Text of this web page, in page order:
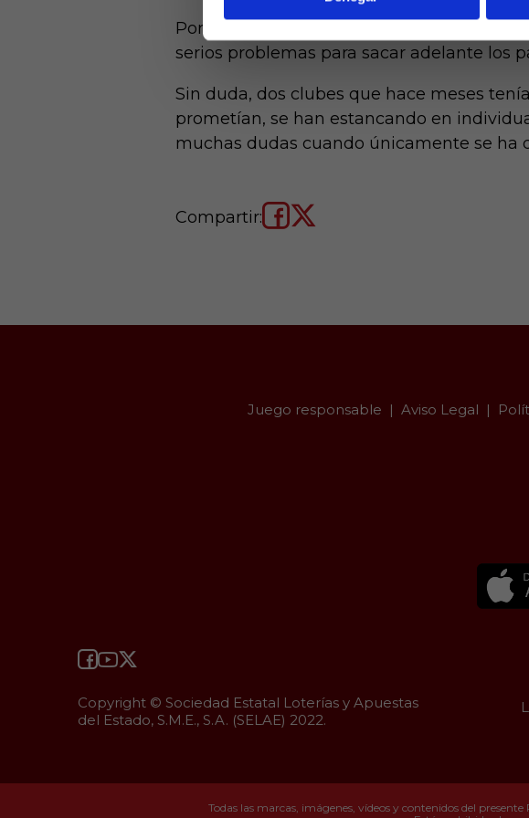
Por su parte, el Betis quiere volver a
serios problemas para sacar adelante los
Sin duda, dos clubes que hace meses
prometían, se han estancando en
muchas dudas cuando únicamente se ha
Compartir:
Juego responsable Aviso Legal
Copyright © Sociedad Estatal Loterías y Apuestas
del Estado, S.M.E., S.A. (SELAE) 2022.
Todas las marcas, imágenes, vídeos y contenidos del